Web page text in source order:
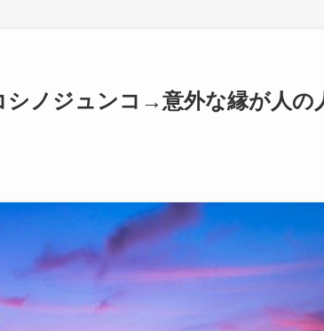
ノジュンコ→意外な縁が人の